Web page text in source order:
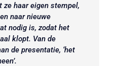
haar eigen stempel,
naar nieuwe
nodig is, zodat het
klopt. Van de
de presentatie, ‘het